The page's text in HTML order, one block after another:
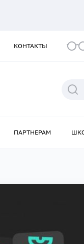
КОНТАКТЫ
ПАРТНЕРАМ